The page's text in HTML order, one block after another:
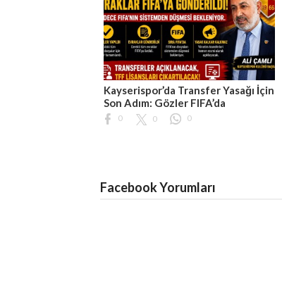
Kayserispor’da Transfer Yasağı İçin
Son Adım: Gözler FIFA’da
0 0 0
Facebook Yorumları